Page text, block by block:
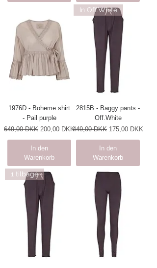
1976D - Boheme shirt
- Pail purple
Standardpreis
649,00 DKK Sale-Preis
200,00 DKK
In den
Warenkorb
In Off.White
2815B - Baggy pants -
Off.White
Standardpreis
449,00 DKK Sale-Preis
175,00 DKK
In den
Warenkorb
1 tilbage